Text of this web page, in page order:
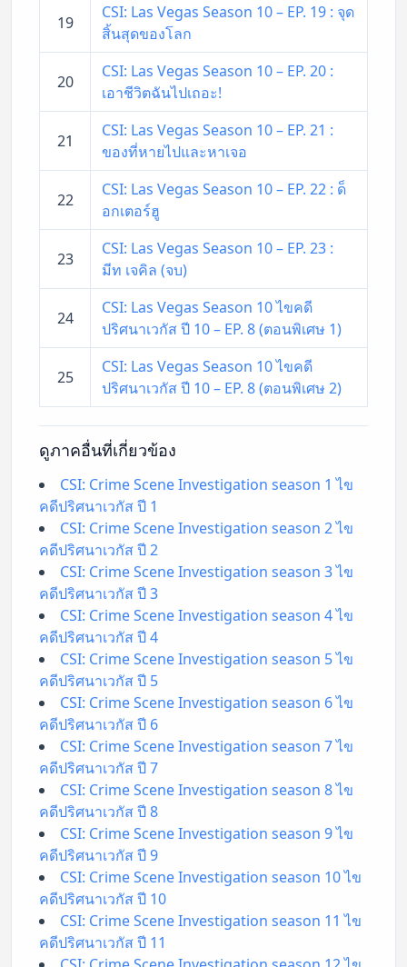
19
CSI: Las Vegas Season 10 – EP. 19 : จุด
สิ้นสุดของโลก
20
CSI: Las Vegas Season 10 – EP. 20 :
เอาชีวิตฉันไปเถอะ!
21
CSI: Las Vegas Season 10 – EP. 21 :
ของที่หายไปและหาเจอ
22
CSI: Las Vegas Season 10 – EP. 22 : ด็
อกเตอร์ฮู
23
CSI: Las Vegas Season 10 – EP. 23 :
มีท เจคิล (จบ)
24
CSI: Las Vegas Season 10 ไขคดี
ปริศนาเวกัส ปี 10 – EP. 8 (ตอนพิเศษ 1)
25
CSI: Las Vegas Season 10 ไขคดี
ปริศนาเวกัส ปี 10 – EP. 8 (ตอนพิเศษ 2)
ดูภาคอื่นที่เกี่ยวข้อง
CSI: Crime Scene Investigation season 1 ไข
คดีปริศนาเวกัส ปี 1
CSI: Crime Scene Investigation season 2 ไข
คดีปริศนาเวกัส ปี 2
CSI: Crime Scene Investigation season 3 ไข
คดีปริศนาเวกัส ปี 3
CSI: Crime Scene Investigation season 4 ไข
คดีปริศนาเวกัส ปี 4
CSI: Crime Scene Investigation season 5 ไข
คดีปริศนาเวกัส ปี 5
CSI: Crime Scene Investigation season 6 ไข
คดีปริศนาเวกัส ปี 6
CSI: Crime Scene Investigation season 7 ไข
คดีปริศนาเวกัส ปี 7
CSI: Crime Scene Investigation season 8 ไข
คดีปริศนาเวกัส ปี 8
CSI: Crime Scene Investigation season 9 ไข
คดีปริศนาเวกัส ปี 9
CSI: Crime Scene Investigation season 10 ไข
คดีปริศนาเวกัส ปี 10
CSI: Crime Scene Investigation season 11 ไข
คดีปริศนาเวกัส ปี 11